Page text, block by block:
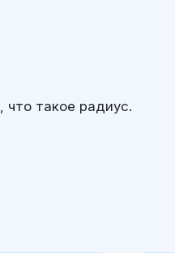
что такое радиус.